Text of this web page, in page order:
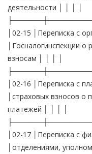
деятельности │ │ │ │
│02-15 │Переписка с
│Госналогинспекции
взносам │ │ │ │
│02-16 │Переписка с
│страховых взносов
платежей │ │ │ │
│02-17 │Переписка с
│отделениями,